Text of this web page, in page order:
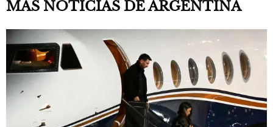
MÁS NOTICIAS DE ARGENTINA